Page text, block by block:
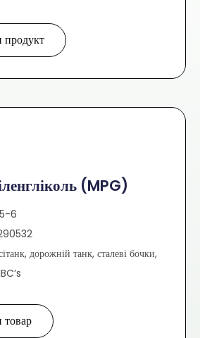
продукт
(MPG)
6
дорожній танк, сталеві бочки,
товар